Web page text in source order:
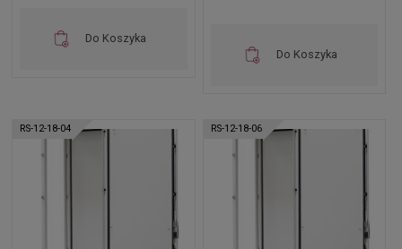
Do Koszyka
Do Koszyka
RS-12-18-04 RS-12-18-06